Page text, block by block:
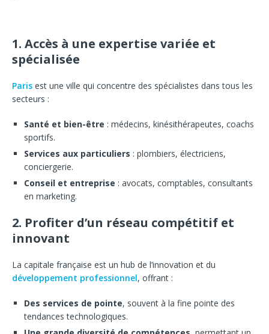
1. Accès à une expertise variée et
spécialisée
Paris est une ville qui concentre des spécialistes dans tous les
secteurs :
Santé et bien-être : médecins, kinésithérapeutes, coachs
sportifs.
Services aux particuliers : plombiers, électriciens,
conciergerie.
Conseil et entreprise : avocats, comptables, consultants
en marketing.
2. Profiter d’un réseau compétitif et
innovant
La capitale française est un hub de l’innovation et du
développement professionnel, offrant :
Des services de pointe, souvent à la fine pointe des
tendances technologiques.